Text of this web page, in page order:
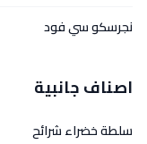
نجرسكو سي فود
اصناف جانبية
سلطة خضراء شرائح